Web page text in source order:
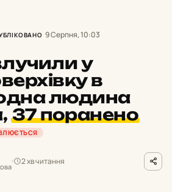
9 Серпня, 10:03
у
в
людина
37 поранено
2 хв читання